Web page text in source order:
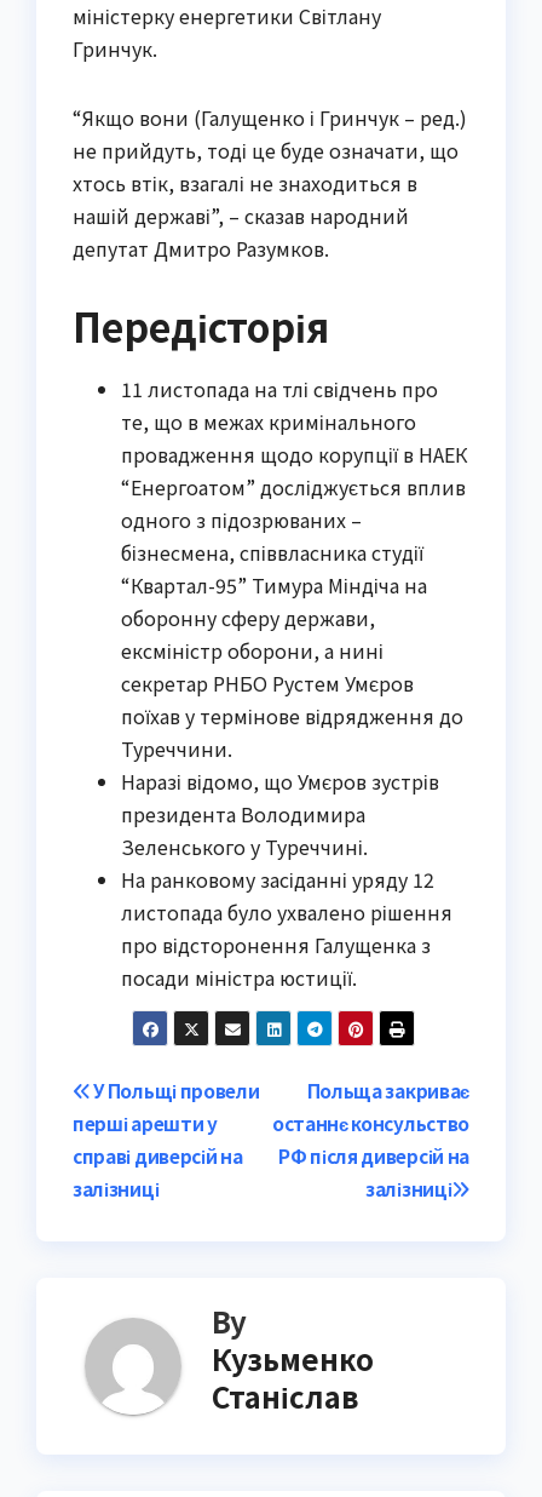
міністерку енергетики Світлану
Гринчук.
“Якщо вони (Галущенко і Гринчук – ред.)
не прийдуть, тоді це буде означати, що
хтось втік, взагалі не знаходиться в
нашій державі”, – сказав народний
депутат Дмитро Разумков.
Передісторія
11 листопада на тлі свідчень про
те, що в межах кримінального
провадження щодо корупції в НАЕК
“Енергоатом” досліджується вплив
одного з підозрюваних –
бізнесмена, співвласника студії
“Квартал-95” Тимура Міндіча на
оборонну сферу держави,
ексміністр оборони, а нині
секретар РНБО Рустем Умєров
поїхав у термінове відрядження до
Туреччини.
Наразі відомо, що Умєров зустрів
президента Володимира
Зеленського у Туреччині.
На ранковому засіданні уряду 12
листопада було ухвалено рішення
про відсторонення Галущенка з
посади міністра юстиції.
Post
navigation
Польща закриває
останнє консульство
РФ після диверсій на
залізниці
У Польщі провели
перші арешти у
справі диверсій на
залізниці
By
Кузьменко
Станіслав